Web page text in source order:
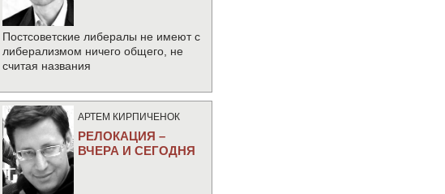
Постсоветские либералы не имеют с
либерализмом ничего общего, не
считая названия
АРТЕМ КИРПИЧЕНОК
РЕЛОКАЦИЯ –
ВЧЕРА И СЕГОДНЯ